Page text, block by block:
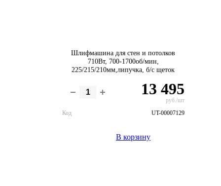
Шлифмашина для стен и потолков
710Вт, 700-1700об/мин,
225/215/210мм,липучка, б/с щеток
13 495
руб./шт
Код
UT-00007129
В корзину